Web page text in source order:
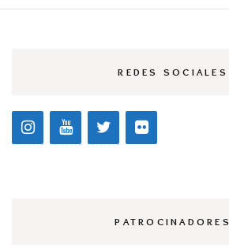
REDES SOCIALES
PATROCINADORES